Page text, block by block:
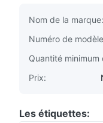
Nom de la marque:
Numéro de
Quantité minimum
Prix:
Les étiquettes: